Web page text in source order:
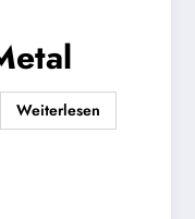
Weiterlesen